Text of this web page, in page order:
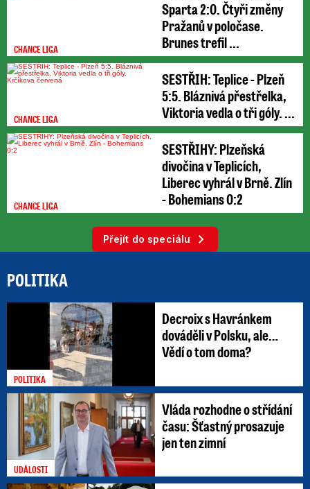
CHANCE LIGA
Sparta 2:0. Čtyři změny
Pražanů v poločase.
Brunes trefil ...
CHANCE LIGA
SESTŘIH: Teplice - Plzeň
5:5. Bláznivá přestřelka,
Viktoria vedla o tři góly. ...
CHANCE LIGA
SESTŘIHY: Plzeňská
divočina v Teplicích,
Liberec vyhrál v Brně. Zlín
- Bohemians 0:2
Přejít do speciálu
POLITIKA
POLITIKA
Decroix s Havránkem
dováděli v Polsku, ale…
Vědí o tom doma?
UDÁLOSTI
Vláda rozhodne o střídání
času: Šťastný prosazuje
jen ten zimní